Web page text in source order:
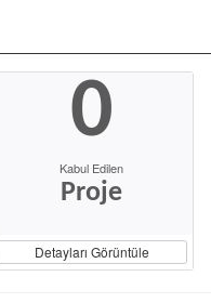
0
Kabul Edilen
Proje
Detayları Görüntüle